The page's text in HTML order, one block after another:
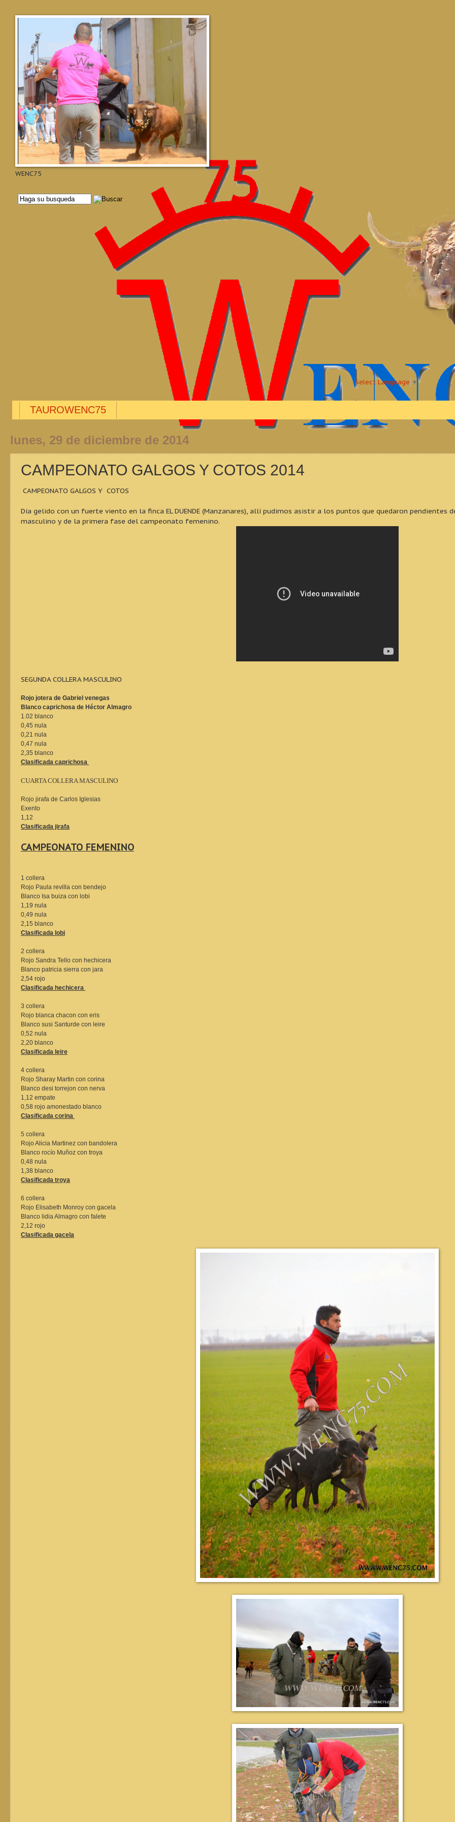
WENC75
Select Language ▼
TAUROWENC75
lunes, 29 de diciembre de 2014
CAMPEONATO GALGOS Y COTOS 2014
CAMPEONATO GALGOS Y COTOS
Día gelido con un fuerte viento en la finca EL DUENDE (Manzanares), allí pudimos asistir a los puntos que quedaron
masculino y de la primera fase del campeonato femenino.
SEGUNDA COLLERA MASCULINO
Rojo jotera de Gabriel venegas
Blanco caprichosa de Héctor Almagro
1.02 blanco
0,45 nula
0,21 nula
0,47 nula
2,35 blanco
Clasificada caprichosa
CUARTA COLLERA MASCULINO
Rojo jirafa de Carlos Iglesias
Exento
1,12
Clasificada jirafa
CAMPEONATO FEMENINO
1 collera
Rojo Paula revilla con bendejo
Blanco Isa buiza con lobi
1,19 nula
0,49 nula
2,15 blanco
Clasificada lobi
2 collera
Rojo Sandra Tello con hechicera
Blanco patricia sierra con jara
2,54 rojo
Clasificada hechicera
3 collera
Rojo blanca chacon con eris
Blanco susi Santurde con leire
0,52 nula
2,20 blanco
Clasificada leire
4 collera
Rojo Sharay Martin con corina
Blanco desi torrejon con nerva
1,12 empate
0,58 rojo amonestado blanco
Clasificada corina
5 collera
Rojo Alicia Martinez con bandolera
Blanco rocío Muñoz con troya
0,48 nula
1,38 blanco
Clasificada troya
6 collera
Rojo Elisabeth Monroy con gacela
Blanco lidia Almagro con falete
2,12 rojo
Clasificada gacela